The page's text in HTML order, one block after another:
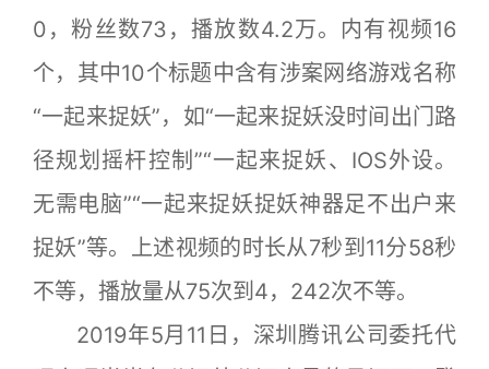
0，粉丝数73，播放数4.2万。内有视频16
个，其中10个标题中含有涉案网络游戏名称
“一起来捉妖”，如“一起来捉妖没时间出门路
径规划摇杆控制”“一起来捉妖、IOS外设。
无需电脑”“一起来捉妖捉妖神器足不出户来
捉妖”等。上述视频的时长从7秒到11分58秒
不等，播放量从75次到4，242次不等。
2019年5月11日，深圳腾讯公司委托代